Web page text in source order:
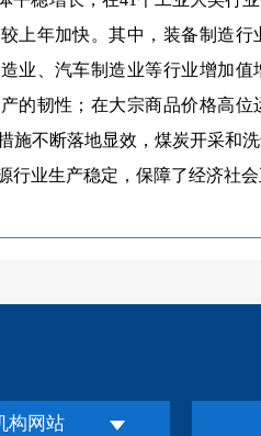
上年加快。其中，装备制造
业、汽车制造业等行业增加
的韧性；在大宗商品价格高
施不断落地显效，煤炭开采和
行业生产稳定，保障了经济社
构网站